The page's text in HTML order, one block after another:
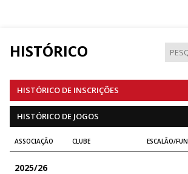
HISTÓRICO
HISTÓRICO DE INSCRIÇÕES
HISTÓRICO DE JOGOS
ASSOCIAÇÃO CLUBE ESCALÃO/
2025/26